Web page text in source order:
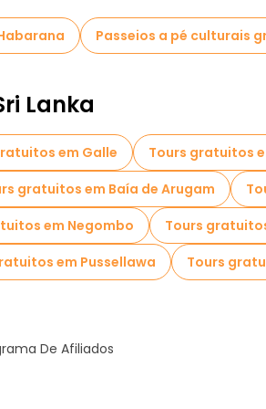
Passeios a pé culturais
Lanka
em Galle Tours gratuitos
gratuitos em Baía de Arugam
em Negombo Tours
em Pussellawa Tours
De Afiliados